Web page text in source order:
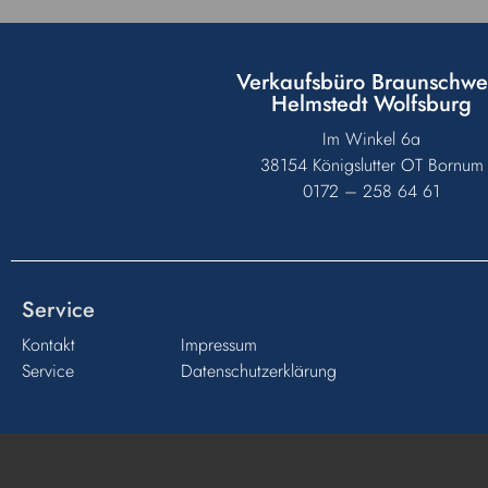
Verkaufsbüro
Helmstedt Wolfsburg
Im Winkel 6a
38154 Königslutter OT Bornum
0172 – 258 64 61
Service
Kontakt
Service
Impressum
Datenschutzerklärung